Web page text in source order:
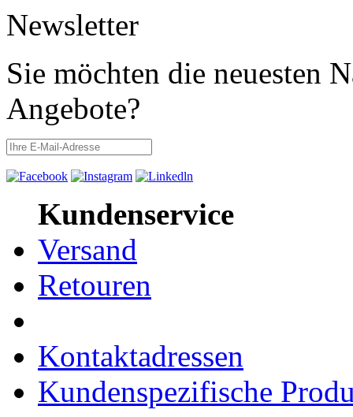
Newsletter
Sie möchten die neuesten
Angebote?
Kundenservice
Versand
Retouren
Kontaktadressen
Kundenspezifische